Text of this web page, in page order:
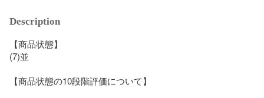
Description
【商品状態】
(7)並
【商品状態の10段階評価について】